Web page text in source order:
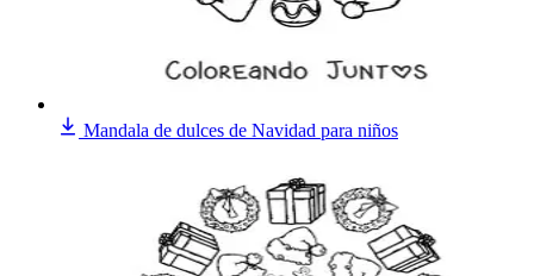
Mandala de dulces de Navidad para niños